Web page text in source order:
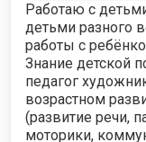
Работаю с
детьми разного
работы с
Знание детской
педагог
возрастном
(развитие речи,
моторики,